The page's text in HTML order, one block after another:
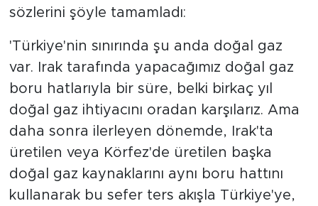
sözlerini şöyle tamamladı:
'Türkiye'nin sınırında şu anda doğal gaz
var. Irak tarafında yapacağımız doğal gaz
boru hatlarıyla bir süre, belki birkaç yıl
doğal gaz ihtiyacını oradan karşılarız. Ama
daha sonra ilerleyen dönemde, Irak'ta
üretilen veya Körfez'de üretilen başka
doğal gaz kaynaklarını aynı boru hattını
kullanarak bu sefer ters akışla Türkiye'ye,